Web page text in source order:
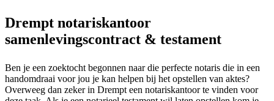
Drempt notariskantoor
samenlevingscontract & testament
Ben je een zoektocht begonnen naar die perfecte notaris die in een
handomdraai voor jou je kan helpen bij het opstellen van aktes?
Overweeg dan zeker in Drempt een notariskantoor te vinden voor